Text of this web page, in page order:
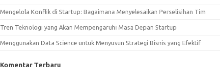
Mengelola Konflik di Startup: Bagaimana Menyelesaikan Perselisihan Tim
Tren Teknologi yang Akan Mempengaruhi Masa Depan Startup
Menggunakan Data Science untuk Menyusun Strategi Bisnis yang Efektif
Komentar Terbaru